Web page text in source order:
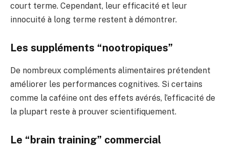
court terme. Cependant, leur efficacité et leur
innocuité à long terme restent à démontrer.
Les suppléments “nootropiques”
De nombreux compléments alimentaires prétendent
améliorer les performances cognitives. Si certains
comme la caféine ont des effets avérés, l’efficacité de
la plupart reste à prouver scientifiquement.
Le “brain training” commercial